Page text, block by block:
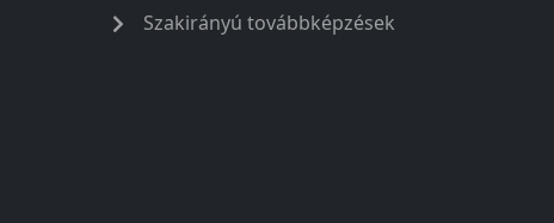
Szakirányú továbbképzések